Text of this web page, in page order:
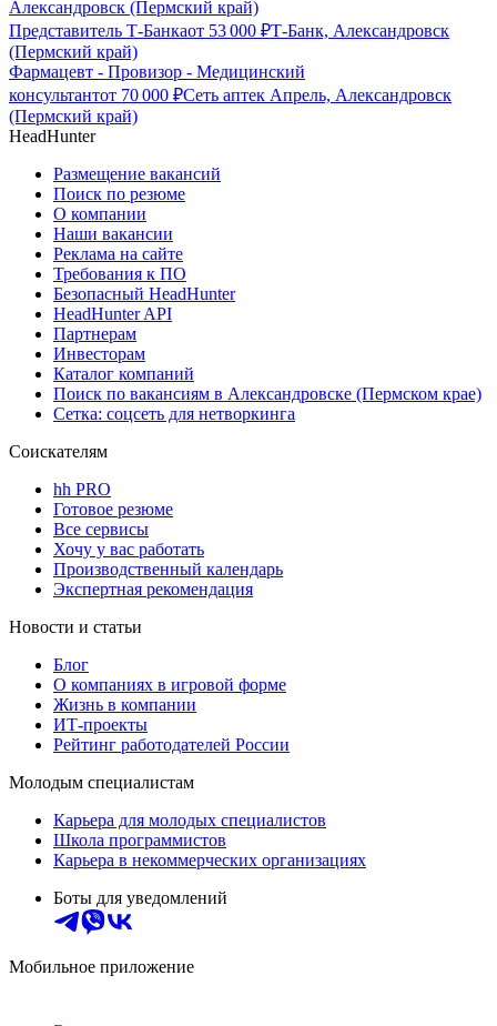
Александровск (Пермский край)
Представитель Т-Банкаот 53 000 ₽Т-Банк, Александровск
(Пермский край)
Фармацевт - Провизор - Медицинский
консультантот 70 000 ₽Сеть аптек Апрель, Александровск
(Пермский край)
HeadHunter
Размещение вакансий
Поиск по резюме
О компании
Наши вакансии
Реклама на сайте
Требования к ПО
Безопасный HeadHunter
HeadHunter API
Партнерам
Инвесторам
Каталог компаний
Поиск по вакансиям в Александровске (Пермском крае)
Сетка: соцсеть для нетворкинга
Соискателям
hh PRO
Готовое резюме
Все сервисы
Хочу у вас работать
Производственный календарь
Экспертная рекомендация
Новости и статьи
Блог
О компаниях в игровой форме
Жизнь в компании
ИТ-проекты
Рейтинг работодателей России
Молодым специалистам
Карьера для молодых специалистов
Школа программистов
Карьера в некоммерческих организациях
Боты для уведомлений
Мобильное приложение